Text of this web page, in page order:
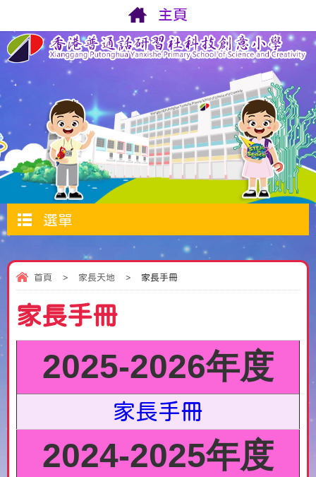
主頁
選單
首頁 > 家長天地 > 家長手冊
家長手冊
2025-2026年度
家長手冊
2024-2025年度